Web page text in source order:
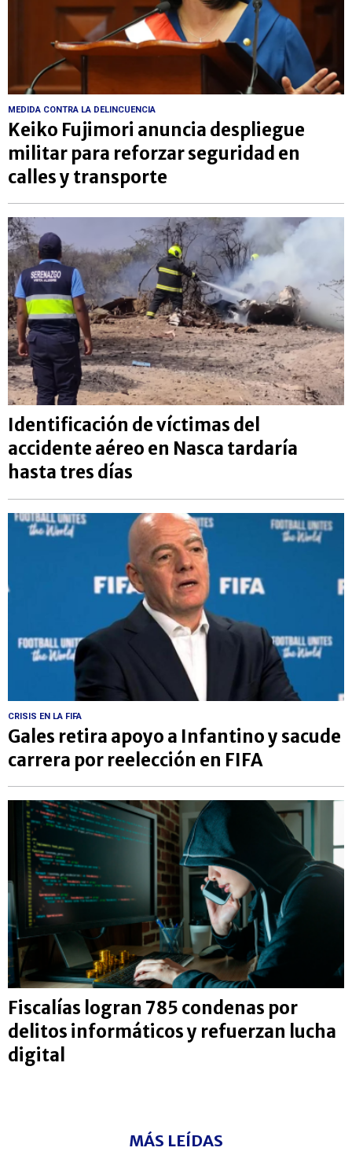
MEDIDA CONTRA LA DELINCUENCIA
Keiko Fujimori anuncia despliegue
militar para reforzar seguridad en
calles y transporte
Identificación de víctimas del
accidente aéreo en Nasca tardaría
hasta tres días
CRISIS EN LA FIFA
Gales retira apoyo a Infantino y sacude
carrera por reelección en FIFA
Fiscalías logran 785 condenas por
delitos informáticos y refuerzan lucha
digital
MÁS LEÍDAS